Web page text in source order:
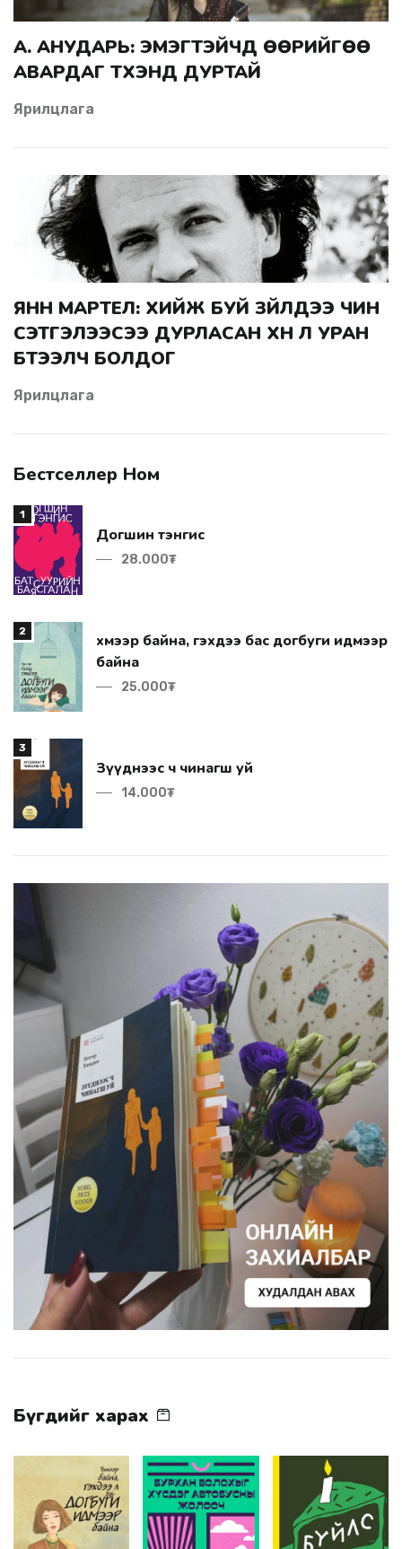
А. АНУДАРЬ: ЭМЭГТЭЙЧҮҮД ӨӨРИЙГӨӨ
АВАРДАГ ТҮҮХЭНД ДУРТАЙ
Ярилцлага
ЯНН МАРТЕЛ: ХИЙЖ БУЙ ЗҮЙЛДЭЭ ЧИН
СЭТГЭЛЭЭСЭЭ ДУРЛАСАН ХҮН Л УРАН
БҮТЭЭЛЧ БОЛДОГ
Ярилцлага
Бестселлер Ном
1
Догшин тэнгис
28.000₮
2
байна
25.000₮
3
Зүүднээс ч чинагш уй
14.000₮
Бүгдийг харах